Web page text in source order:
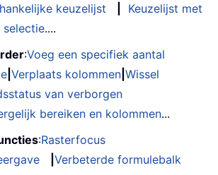
keuzelijst
Keuzelijst met
selectie....
:Voeg een specifiek aantal
Verplaats kolommen Wissel
van verborgen
bereiken en kolommen...
:Rasterfocus
Verbeterde formulebalk